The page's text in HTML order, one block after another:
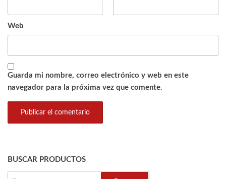
Web
Guarda mi nombre, correo electrónico y web en este
navegador para la próxima vez que comente.
BUSCAR PRODUCTOS
BUSCAR: